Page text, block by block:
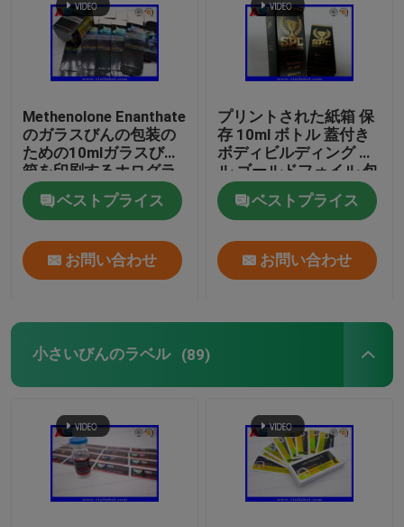
Methenolone Enanthate
のガラスびんの包装の
ための10mlガラスびん
箱を印刷するホログラ
ム
ベストプライス
お問い合わせ
プリントされた紙箱 保
存 10ml ボトル 蓋付き
ボディビルディング ゲ
ル ゴールドフォイル 包
装 ゴールドフォイル /
ホログラム効果
ベストプライス
お問い合わせ
小さいびんのラベル (89)